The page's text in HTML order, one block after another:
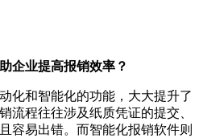
企业提高报销效率？
化和智能化的功能，大大提升了
流程往往涉及纸质凭证的提交、
容易出错。而智能化报销软件则